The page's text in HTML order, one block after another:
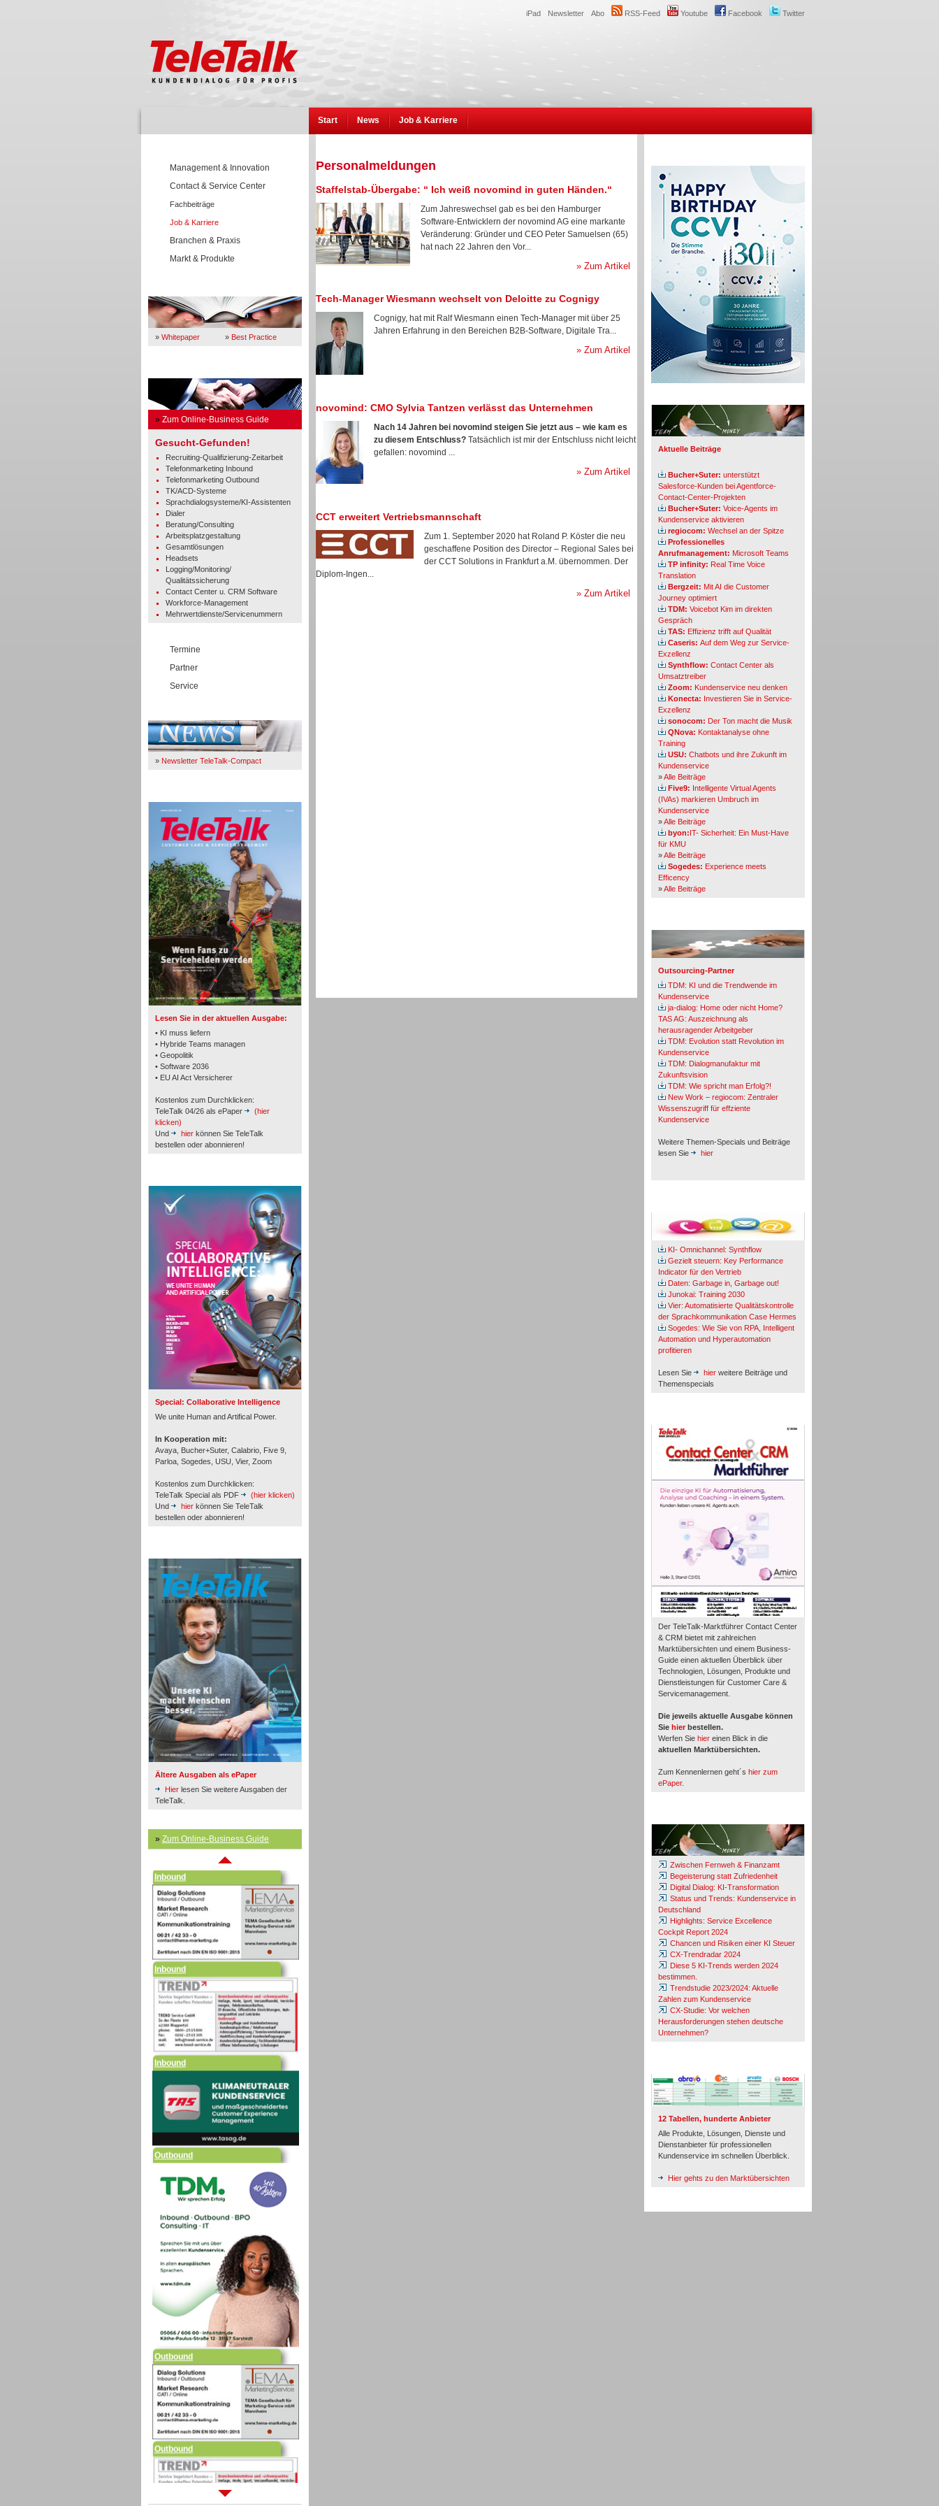
Twitter
Facebook
Youtube
RSS-Feed
Abo
Newsletter
iPad
Start News Job & Karriere
Management & Innovation
Contact & Service Center
Fachbeiträge
Job & Karriere
Branchen & Praxis
Markt & Produkte
» Whitepaper » Best Practice
» Zum Online-Business Guide
Gesucht-Gefunden!
Recruiting-Qualifizierung-Zeitarbeit
Telefonmarketing Inbound
Telefonmarketing Outbound
TK/ACD-Systeme
Sprachdialogsysteme/KI-Assistenten
Dialer
Beratung/Consulting
Arbeitsplatzgestaltung
Gesamtlösungen
Headsets
Logging/Monitoring/
Qualitätssicherung
Contact Center u. CRM Software
Workforce-Management
Mehrwertdienste/Servicenummern
Termine
Partner
Service
» Newsletter TeleTalk-Compact
Lesen Sie in der aktuellen Ausgabe:
• KI muss liefern
• Hybride Teams managen
• Geopolitik
• Software 2036
• EU AI Act Versicherer
Kostenlos zum Durchklicken:
TeleTalk 04/26 als ePaper
(hier
klicken)
Und
hier können Sie TeleTalk
bestellen oder abonnieren!
Special: Collaborative Intelligence
We unite Human and Artifical Power.
In Kooperation mit:
Avaya, Bucher+Suter, Calabrio, Five 9,
Parloa, Sogedes, USU, Vier, Zoom
Kostenlos zum Durchklicken:
TeleTalk Special als PDF
(hier klicken)
Und
hier können Sie TeleTalk
bestellen oder abonnieren!
Ältere Ausgaben als ePaper
Hier lesen Sie weitere Ausgaben der
TeleTalk.
» Zum Online-Business Guide
TK- und ACD-Systeme
Workforce-Management
Personal
Inbound
Inbound
Inbound
Inbound
Inbound
Outbound
Outbound
Personalmeldungen
Staffelstab-Übergabe: “ Ich weiß novomind in guten Händen.“
Zum Jahreswechsel gab es bei den Hamburger
Software-Entwicklern der novomind AG eine markante
Veränderung: Gründer und CEO Peter Samuelsen (65)
hat nach 22 Jahren den Vor...
» Zum Artikel
Tech-Manager Wiesmann wechselt von Deloitte zu Cognigy
Cognigy, hat mit Ralf Wiesmann einen Tech-Manager mit über 25
Jahren Erfahrung in den Bereichen B2B-Software, Digitale Tra...
» Zum Artikel
novomind: CMO Sylvia Tantzen verlässt das Unternehmen
Nach 14 Jahren bei novomind steigen Sie jetzt aus – wie kam es
zu diesem Entschluss? Tatsächlich ist mir der Entschluss nicht leicht
gefallen: novomind ...
» Zum Artikel
CCT erweitert Vertriebsmannschaft
Zum 1. September 2020 hat Roland P. Köster die neu
geschaffene Position des Director – Regional Sales bei
der CCT Solutions in Frankfurt a.M. übernommen. Der
Diplom-Ingen...
» Zum Artikel
Aktuelle Beiträge
Bucher+Suter: unterstützt
Salesforce-Kunden bei Agentforce-
Contact-Center-Projekten
Bucher+Suter: Voice-Agents im
Kundenservice aktivieren
regiocom: Wechsel an der Spitze
Professionelles
Anrufmanagement: Microsoft Teams
TP infinity: Real Time Voice
Translation
Bergzeit: Mit AI die Customer
Journey optimiert
TDM: Voicebot Kim im direkten
Gespräch
TAS: Effizienz trifft auf Qualität
Caseris: Auf dem Weg zur Service-
Exzellenz
Synthflow: Contact Center als
Umsatztreiber
Zoom: Kundenservice neu denken
Konecta: Investieren Sie in Service-
Exzellenz
sonocom: Der Ton macht die Musik
QNova: Kontaktanalyse ohne
Training
USU: Chatbots und ihre Zukunft im
Kundenservice
»Alle Beiträge
Five9: Intelligente Virtual Agents
(IVAs) markieren Umbruch im
Kundenservice
»Alle Beiträge
byon:IT- Sicherheit: Ein Must-Have
für KMU
»Alle Beiträge
Sogedes: Experience meets
Efficency
»Alle Beiträge
Outsourcing-Partner
TDM: KI und die Trendwende im
Kundenservice
ja-dialog: Home oder nicht Home?
TAS AG: Auszeichnung als
herausragender Arbeitgeber
TDM: Evolution statt Revolution im
Kundenservice
TDM: Dialogmanufaktur mit
Zukunftsvision
TDM: Wie spricht man Erfolg?!
New Work – regiocom: Zentraler
Wissenszugriff für effziente
Kundenservice
Weitere Themen-Specials und Beiträge
lesen Sie
hier
KI- Omnichannel: Synthflow
Gezielt steuern: Key Performance
Indicator für den Vertrieb
Daten: Garbage in, Garbage out!
Junokai: Training 2030
Vier: Automatisierte Qualitätskontrolle
der Sprachkommunikation Case Hermes
Sogedes: Wie Sie von RPA, Intelligent
Automation und Hyperautomation
profitieren
Lesen Sie hier weitere Beiträge und
Themenspecials
Der TeleTalk-Marktführer Contact Center
& CRM bietet mit zahlreichen
Marktübersichten und einem Business-
Guide einen aktuellen Überblick über
Technologien, Lösungen, Produkte und
Dienstleistungen für Customer Care &
Servicemanagement.
Die jeweils aktuelle Ausgabe können
Sie hier bestellen.
Werfen Sie hier einen Blick in die
aktuellen Marktübersichten.
Zum Kennenlernen geht´s hier zum
ePaper.
Zwischen Fernweh & Finanzamt
Begeisterung statt Zufriedenheit
Digital Dialog: KI-Transformation
Status und Trends: Kundenservice in
Deutschland
Highlights: Service Excellence
Cockpit Report 2024
Chancen und Risiken einer KI Steuer
CX-Trendradar 2024
Diese 5 KI-Trends werden 2024
bestimmen.
Trendstudie 2023/2024: Aktuelle
Zahlen zum Kundenservice
CX-Studie: Vor welchen
Herausforderungen stehen deutsche
Unternehmen?
12 Tabellen, hunderte Anbieter
Alle Produkte, Lösungen, Dienste und
Dienstanbieter für professionellen
Kundenservice im schnellen Überblick.
Hier gehts zu den Marktübersichten